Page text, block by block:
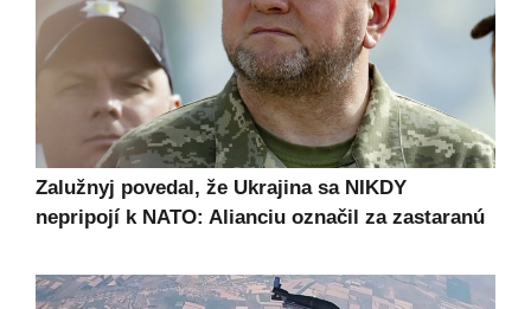
Zalužnyj povedal, že Ukrajina sa NIKDY
nepripojí k NATO: Alianciu označil za zastaranú